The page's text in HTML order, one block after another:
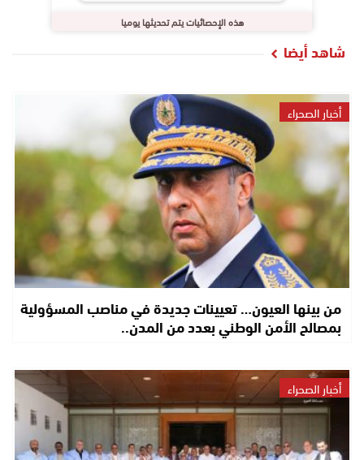
هذه الإحصائيات يتم تحديثها يوميا
شاهد أيضا
أخبار الصحراء
من بينها العيون… تعيينات جديدة في مناصب المسؤولية
بمصالح الأمن الوطني بعدد من المدن..
أخبار الصحراء